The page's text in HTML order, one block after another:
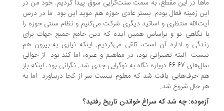
در این مقطع، به سمت سنت‌گرایی سوق پیدا کردیم. خود من در
زمینه فعال بودم. بستر عادی حوزه هم موید این بود. ما در درس
منتظری و اساتید دیگری شرکت می‌کنیم و نظام سنتی حوزه را
نگاهی نو و براساس همین ایده که دین جامع جمیع جهات برای
و اداره آن است، تلقی می‌کردیم. اینکه نیازی به بیرون هم
البته تغییراتی بود، در مفاهیم و غیره، اما کند بود. از حوالی
سال‌های 67‌-66 دوباره نگاه به نوگرایی جدی شد. نگرانی بود، اینکه باز
حرف‌هایی یافت شد که معلوم نیست سر از کجا دربیاورد. اما به
حال شروع شد.
چه شد که سراغ خواندن تاریخ رفتید؟